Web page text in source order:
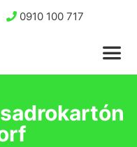
0910 100 717